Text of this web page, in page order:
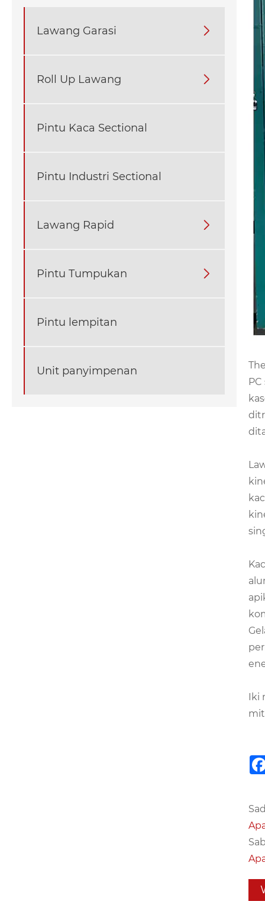
Lawang Garasi 
Roll Up Lawang 
Pintu Kaca Sectional
Pintu Industri Sectional
Lawang Rapid 
Pintu Tumpukan 
Pintu lempitan
Unit panyimpenan The
Iki